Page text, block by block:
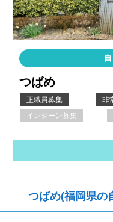
つばめ
正職員募集 非
インターン募集
つばめ(福岡県の